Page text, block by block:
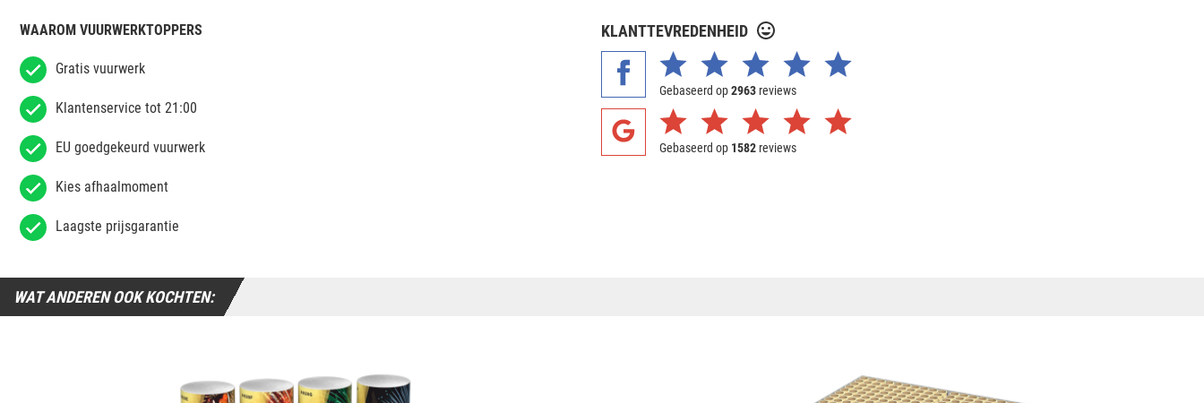
WAAROM VUURWERKTOPPERS
Gratis vuurwerk
Klantenservice tot 21:00
EU goedgekeurd vuurwerk
Kies afhaalmoment
Laagste prijsgarantie
KLANTTEVREDENHEID
Gebaseerd op2963reviews
Gebaseerd op 1582reviews
WAT ANDEREN OOK KOCHTEN: